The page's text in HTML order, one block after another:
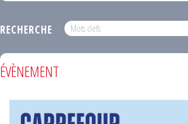
RECHERCHE
ÉVÈNEMENT